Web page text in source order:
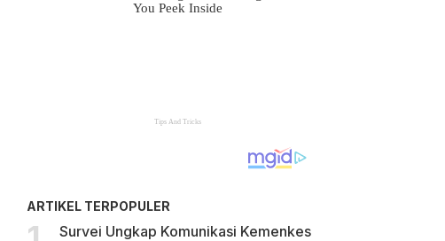
ARTIKEL TERPOPULER
Survei Ungkap Komunikasi Kemenkes